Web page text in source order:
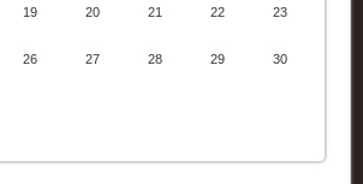
19 20 21 22 23
26 27 28 29 30